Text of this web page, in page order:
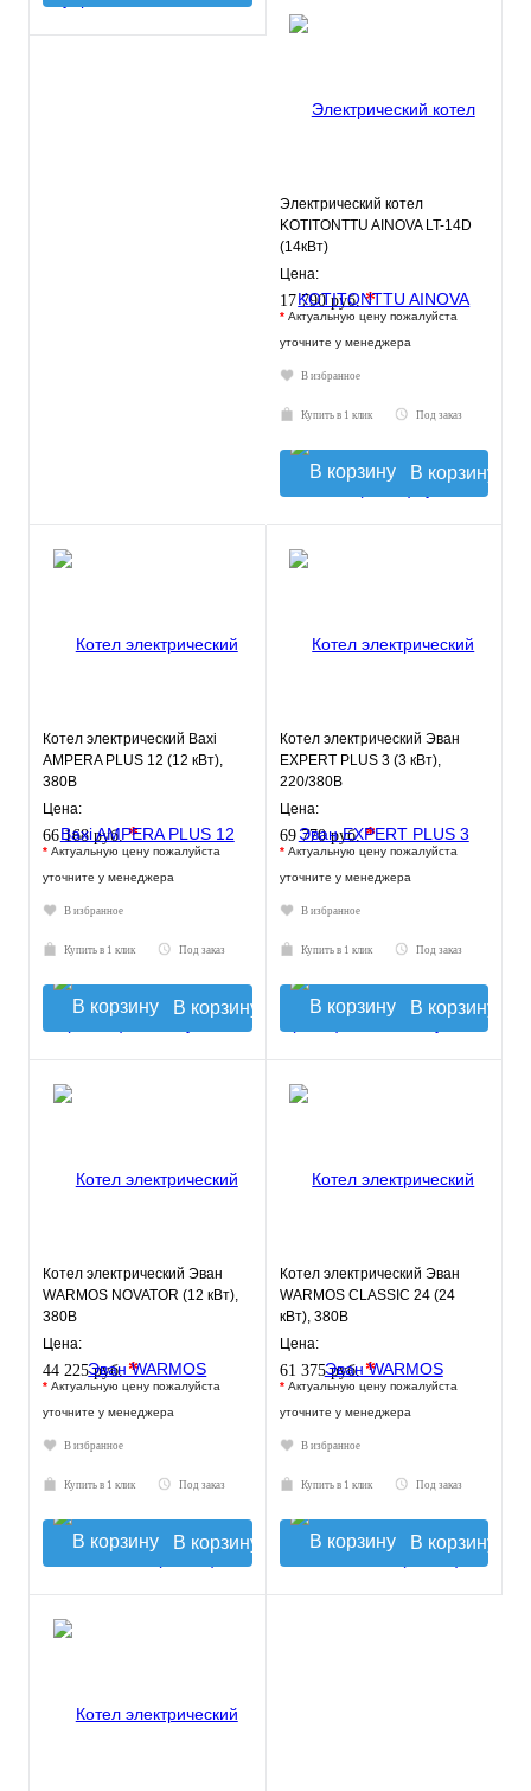
Электрический котел
KOTITONTTU AINOVA LT-14D
(14кВт)
Цена:
17 790 руб.*
* Актуальную цену пожалуйста
уточните у менеджера
В избранное
Купить в 1 клик Под заказ
В корзину
Котел электрический Baxi
AMPERA PLUS 12 (12 кВт),
380В
Цена:
66 168 руб.*
* Актуальную цену пожалуйста
уточните у менеджера
В избранное
Купить в 1 клик Под заказ
В корзину
Котел электрический Эван
EXPERT PLUS 3 (3 кВт),
220/380В
Цена:
69 770 руб.*
* Актуальную цену пожалуйста
уточните у менеджера
В избранное
Купить в 1 клик Под заказ
В корзину
Котел электрический Эван
WARMOS NOVATOR (12 кВт),
380В
Цена:
44 225 руб. *
* Актуальную цену пожалуйста
уточните у менеджера
В избранное
Купить в 1 клик Под заказ
В корзину
Котел электрический Эван
WARMOS CLASSIC 24 (24
кВт), 380В
Цена:
61 375 руб. *
* Актуальную цену пожалуйста
уточните у менеджера
В избранное
Купить в 1 клик Под заказ
В корзину